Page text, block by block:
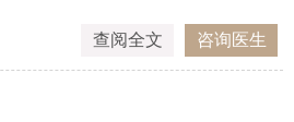
查阅全文 咨询医生